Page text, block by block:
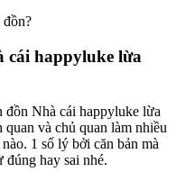
cái happyluke lừa
đồn Nhà cái happyluke lừa
và chủ quan làm nhiều
1 số lý bởi căn bản mà
đúng hay sai nhé.